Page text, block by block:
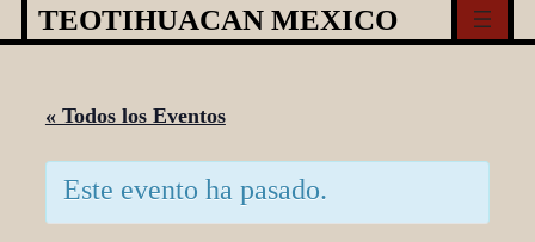
Skip
to
TEOTIHUACAN MEXICO
« Todos los Eventos
Este evento ha pasado.